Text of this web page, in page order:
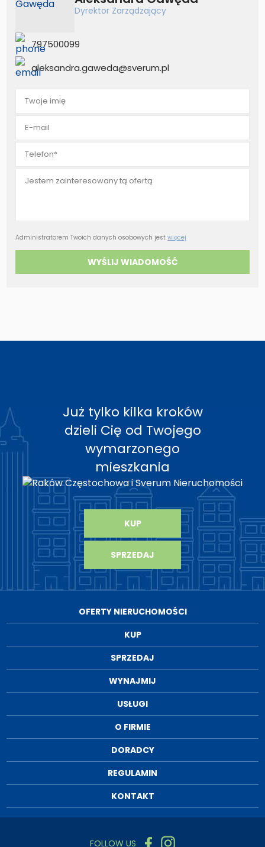
Dyrektor Zarządzający
797500099
aleksandra.gaweda@sverum.pl
Administratorem Twoich danych osobowych jestwięcej
Już tylko kilka kroków
dzieli Cię od Twojego
wymarzonego
mieszkania
KUP
SPRZEDAJ
OFERTY NIERUCHOMOŚCI
KUP
SPRZEDAJ
WYNAJMIJ
USŁUGI
O FIRMIE
DORADCY
REGULAMIN
KONTAKT
FOLLOW US